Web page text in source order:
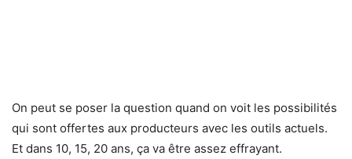
On peut se poser la question quand on voit les possibilités
qui sont offertes aux producteurs avec les outils actuels.
Et dans 10, 15, 20 ans, ça va être assez effrayant.